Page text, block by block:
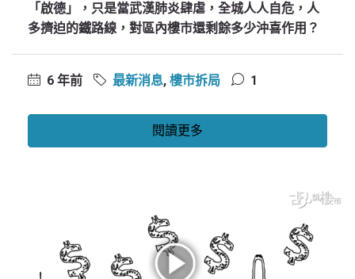
「啟德」，只是當武漢肺炎肆虐，全城人人自危，人
多擠迫的鐵路線，對區內樓市還剩餘多少沖喜作用？
6 年前 最新消息, 樓市拆局 1
閱讀更多